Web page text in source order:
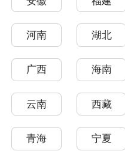
河南 湖北
广西 海南
云南 西藏
青海 宁夏